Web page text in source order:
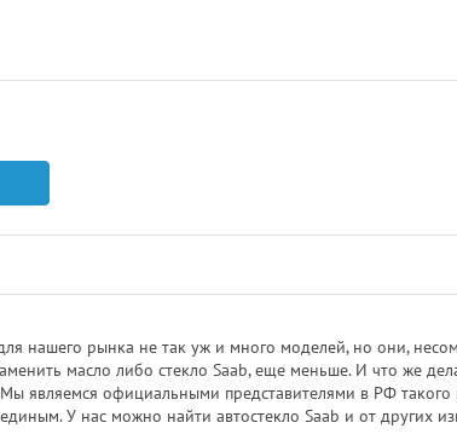
нашего рынка не так уж и много моделей, но они,
масло либо стекло Saab, еще меньше. И что же
являемся официальными представителями в РФ такого
У нас можно найти автостекло Saab и от других